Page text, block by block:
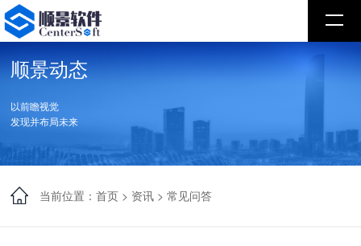
顺景动态
以前瞻视觉
发现并布局未来
当前位置：首页 > 资讯 >常见问答